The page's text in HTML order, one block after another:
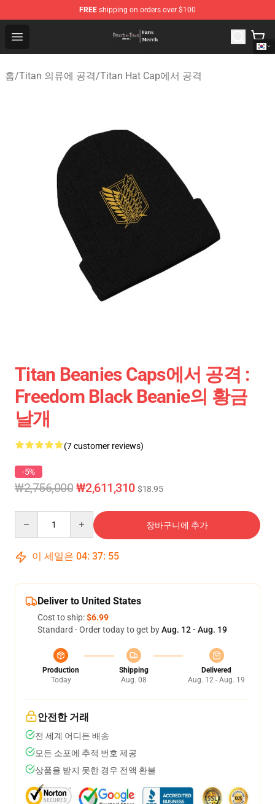
FREE shipping on orders over $100
Open menu
Attack On Titan Store - Official Attack On Titan
홈/Titan 의류에 공격/Titan Hat Cap에서 공격
Titan Beanies Caps에서 공격 :
Freedom Black Beanie의 황금
날개
(7 customer reviews)
-5%
₩2,756,000 ₩2,611,310 $18.95
장바구니에 추가
이 세일은 04: 37: 54
Deliver to United States
Cost to ship:$6.99
Standard - Order today to get byAug. 12 - Aug. 19
Production
Today
Shipping
Aug. 08
Delivered
Aug. 12 - Aug. 19
안전한 거래
전 세계 어디든 배송
모든 소포에 추적 번호 제공
상품을 받지 못한 경우 전액 환불